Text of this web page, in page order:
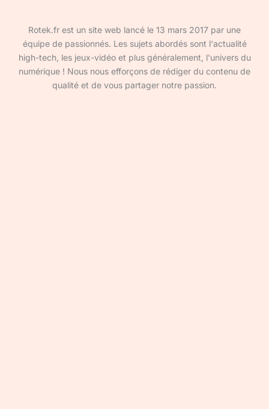
Rotek.fr est un site web lancé le 13 mars 2017 par une
équipe de passionnés. Les sujets abordés sont l'actualité
high-tech, les jeux-vidéo et plus généralement, l'univers du
numérique ! Nous nous efforçons de rédiger du contenu de
qualité et de vous partager notre passion.